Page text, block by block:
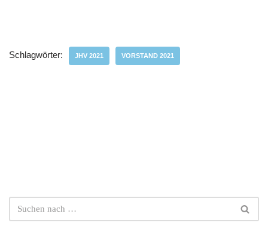
Schlagwörter: JHV 2021 VORSTAND 2021